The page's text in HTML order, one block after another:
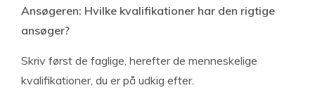
Ansøgeren: Hvilke kvalifikationer har den rigtige
ansøger?
Skriv først de faglige, herefter de menneskelige
kvalifikationer, du er på udkig efter.